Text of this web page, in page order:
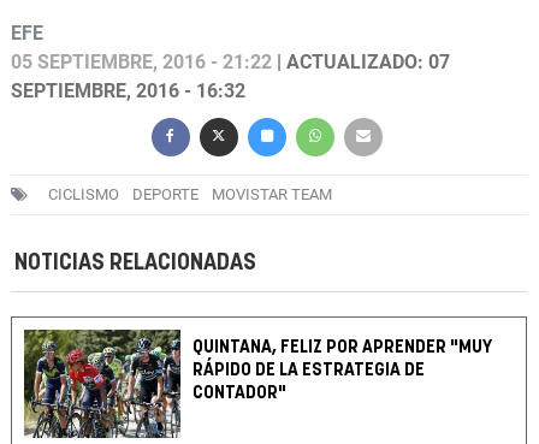
EFE
05 SEPTIEMBRE, 2016 - 21:22 | ACTUALIZADO: 07
SEPTIEMBRE, 2016 - 16:32
CICLISMO DEPORTE MOVISTAR TEAM
NOTICIAS RELACIONADAS
QUINTANA, FELIZ POR APRENDER "MUY
RÁPIDO DE LA ESTRATEGIA DE
CONTADOR"